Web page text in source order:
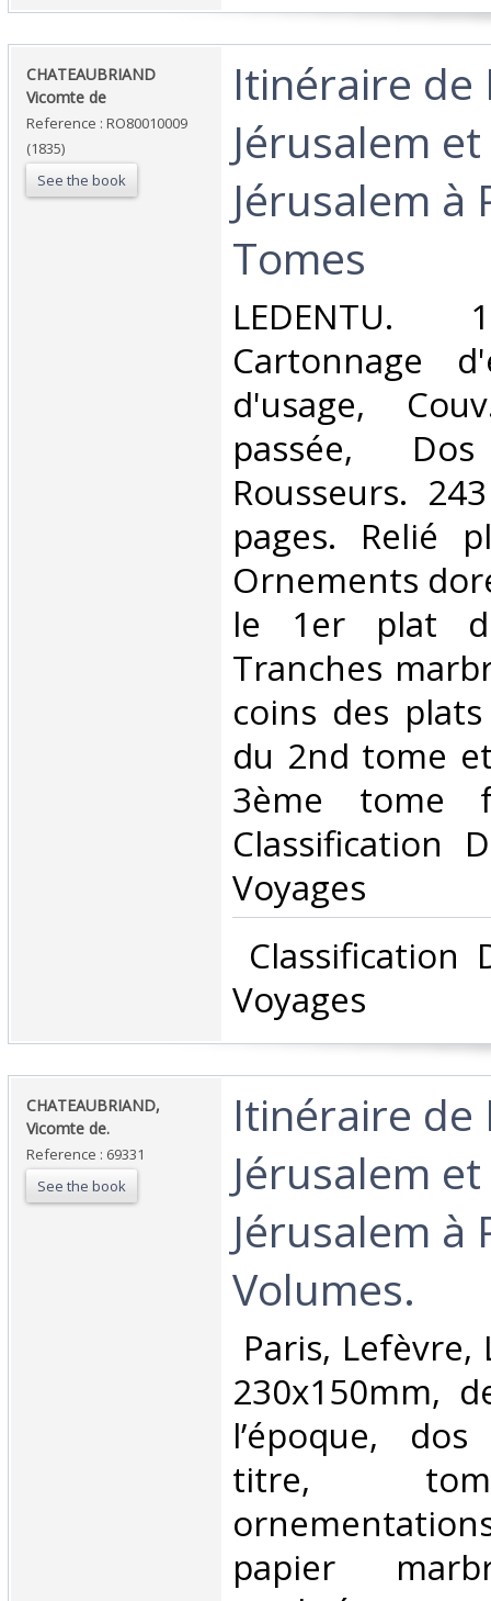
‎CHATEAUBRIAND
Vicomte de‎
Reference : RO80010009
(1835)
See the book
‎Itinéraire de
Jérusalem
Jérusalem à
Tomes‎
‎LEDENTU.
Cartonnage
d'usage,
passée,
Rousseurs.
pages. Relié
Ornements
le 1er plat
Tranches
coins des
du 2nd tome
3ème
Classification
Voyages‎
Classification
Voyages‎
‎CHATEAUBRIAND,
Vicomte de.‎
Reference : 69331
See the book
‎Itinéraire de
Jérusalem
Jérusalem à
Volumes.‎
Paris,
230x150mm,
l’époque,
titre,
papier